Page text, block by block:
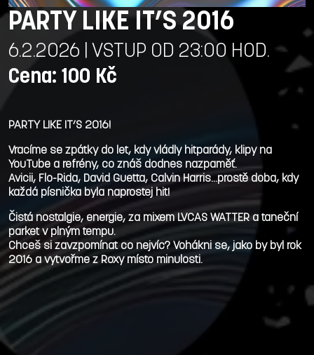
PARTY LIKE IT’S 2016
6.2.2026 | VSTUP OD 23:00 HOD.
Cena: 100 Kč
PARTY LIKE IT’S 2016!
Vracíme se zpátky do let, kdy vládly hitparády, klipy na
YouTube a refrény, co znáš dodnes nazpaměť.
Avicii, Flo-Rida, David Guetta, Calvin Harris…prostě doba, kdy
každá písnička byla naprostej hit!
Čistá nostalgie, energie, za mixem LVCAS WATTER a taneční
parket v plným tempu.
Chceš si zavzpomínat co nejvíc? Vohákni se, jako by byl rok
2016 a vytvořme z Roxy místo minulosti.